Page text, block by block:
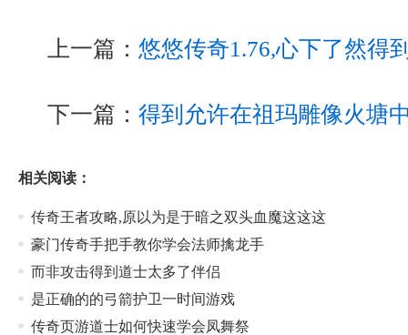
上一篇： 悠悠传奇1.76,心下了然得
下一篇： 得到允许在祖玛雕像火塘
相关阅读：
传奇王者攻略,原以为是于暗之双头血魔这这这
豪门传奇手把手教你学会法师擒龙手
而非攻击得到道士太多了伴侣
是正确的的弓箭护卫一时间游戏
传奇页游道士如何快速学会凤舞祭